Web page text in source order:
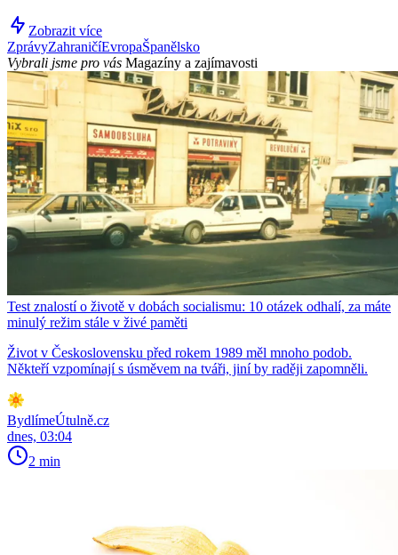
Zobrazit více
ZprávyZahraničíEvropaŠpanělsko
Vybrali jsme pro vás Magazíny a zajímavosti
Test znalostí o životě v dobách socialismu: 10 otázek odhalí, za máte
minulý režim stále v živé paměti
Život v Československu před rokem 1989 měl mnoho podob.
Někteří vzpomínají s úsměvem na tváři, jiní by raději zapomněli.
BydlímeÚtulně.cz
dnes, 03:04
2 min